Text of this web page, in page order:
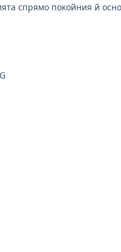
спрямо покойния й